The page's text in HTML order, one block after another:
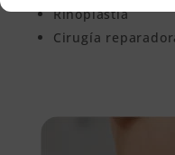
Rinoplastia
Cirugía